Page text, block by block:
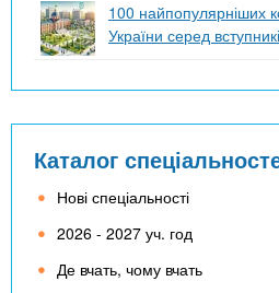
100 найпопулярніших
України серед
Каталог
Нові спеціальності
2026 - 2027 уч. год
Де вчать, чому вчать